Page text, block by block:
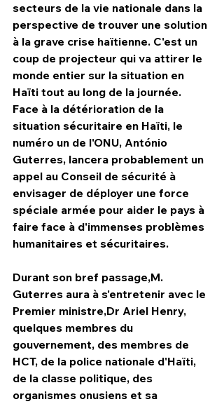
HPN Live
secteurs de la vie nationale dans la
perspective de trouver une solution
à la grave crise haïtienne. C'est un
coup de projecteur qui va attirer le
monde entier sur la situation en
Haïti tout au long de la journée.
Face à la détérioration de la
situation sécuritaire en Haïti, le
numéro un de l'ONU, António
Guterres, lancera probablement un
appel au Conseil de sécurité à
envisager de déployer une force
spéciale armée pour aider le pays à
faire face à d'immenses problèmes
humanitaires et sécuritaires.
Durant son bref passage,M.
Guterres aura à s'entretenir avec le
Premier ministre,Dr Ariel Henry,
quelques membres du
gouvernement, des membres de
HCT, de la police nationale d'Haïti,
de la classe politique, des
organismes onusiens et sa